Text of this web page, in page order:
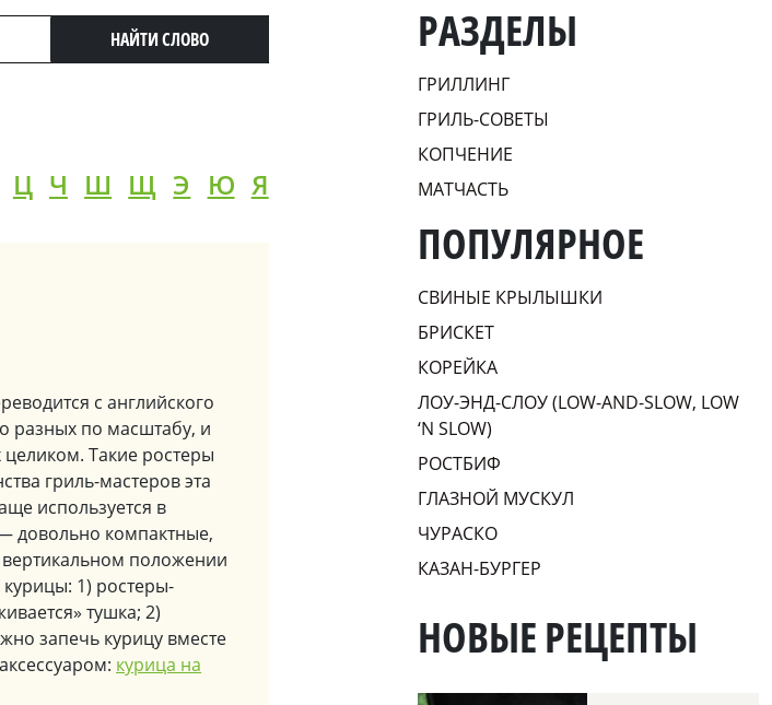
НАЙТИ СЛОВО
Ц Ч Ш Щ Э Ю Я
с английского
разных по масштабу, и
Такие ростеры
гриль-мастеров эта
используется в
довольно компактные,
вертикальном положении
1) ростеры-
тушка; 2)
запечь курицу вместе
курица на
РАЗДЕЛЫ
ГРИЛЛИНГ
ГРИЛЬ-СОВЕТЫ
КОПЧЕНИЕ
МАТЧАСТЬ
ПОПУЛЯРНОЕ
СВИНЫЕ КРЫЛЫШКИ
БРИСКЕТ
КОРЕЙКА
ЛОУ-ЭНД-СЛОУ (LOW-AND-SLOW, LOW
‘N SLOW)
РОСТБИФ
ГЛАЗНОЙ МУСКУЛ
ЧУРАСКО
КАЗАН-БУРГЕР
НОВЫЕ РЕЦЕПТЫ